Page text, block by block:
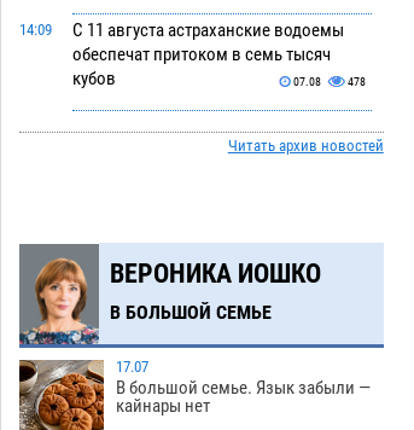
14:09
С 11 августа астраханские водоемы
обеспечат притоком в семь тысяч
кубов
07.08 478
Астраханский аэропорт попробует
отбиться от ворон в апелляционном
древнюю помойку
11:58
В Астрахани подросток угнал
мотоцикл и похитил чужие мобильник
с банковскими картами
07.08 282
11:20
Астраханцев ждут на парковом газоне
с призами и эрмитажными котами
Читать архив новостей
ВЕРОНИКА ИОШКО
В БОЛЬШОЙ СЕМЬЕ
17.07
В большой семье. Язык забыли —
кайнары нет